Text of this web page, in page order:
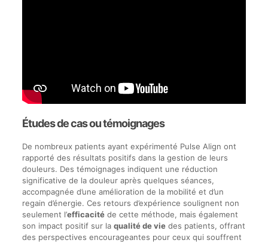
Études de cas ou témoignages
De nombreux patients ayant expérimenté Pulse Align ont
rapporté des résultats positifs dans la gestion de leurs
douleurs. Des témoignages indiquent une réduction
significative de la douleur après quelques séances,
accompagnée d’une amélioration de la mobilité et d’un
regain d’énergie. Ces retours d’expérience soulignent non
seulement l’efficacitéde cette méthode, mais également
son impact positif sur la qualité de viedes patients, offrant
des perspectives encourageantes pour ceux qui souffrent